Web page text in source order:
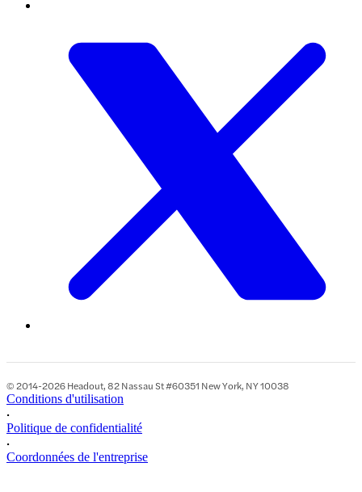
© 2014-2026 Headout, 82 Nassau St #60351 New York, NY 10038
Conditions d'utilisation
•
Politique de confidentialité
•
Coordonnées de l'entreprise